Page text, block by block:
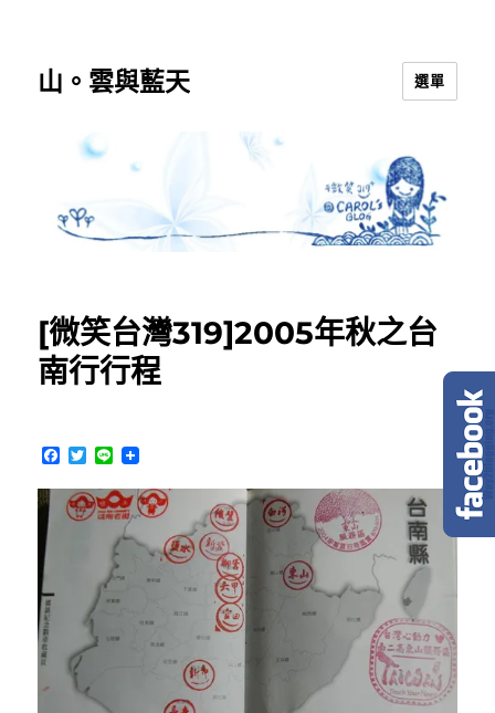
山。雲與藍天 選單
[微笑台灣319]2005年秋之台
南行行程
F
c
e
b
T
i
t
t
L
n
e